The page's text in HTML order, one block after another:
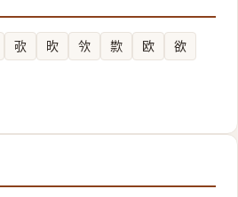
㰤 欥 欦 㱈 欧
欲